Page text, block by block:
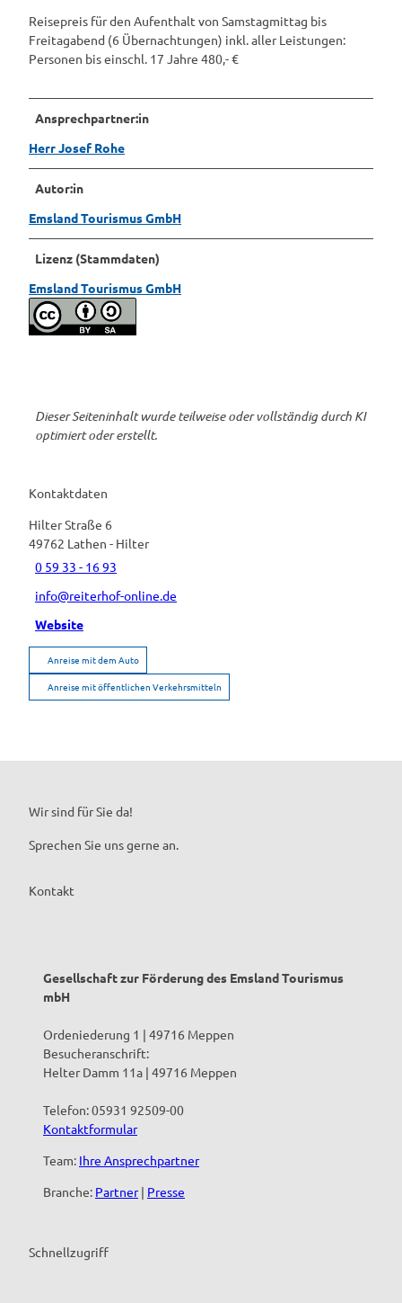
b
H
Reisepreis für den Aufenthalt von Samstagmittag bis
Freitagabend (6 Übernachtungen) inkl. aller Leistungen: ⁣
Personen bis einschl. 17 Jahre 480,- €
Ansprechpartner:in
Herr Josef Rohe
Autor:in
Emsland Tourismus GmbH
Lizenz (Stammdaten)
Emsland Tourismus GmbH
Dieser Seiteninhalt wurde teilweise oder vollständig durch KI
optimiert oder erstellt.
Kontaktdaten
Hilter Straße 6
49762 Lathen - Hilter
0 59 33 - 16 93
info@reiterhof-online.de
Website
Anreise mit dem Auto
Anreise mit öffentlichen Verkehrsmitteln
Wir sind für Sie da!
Sprechen Sie uns gerne an.
Kontakt
Gesellschaft zur Förderung des Emsland Tourismus
mbH
Ordeniederung 1 | 49716 Meppen
Besucheranschrift:
Helter Damm 11a | 49716 Meppen
Telefon: 05931 92509-00
Kontaktformular
Team: Ihre Ansprechpartner
Branche: Partner| Presse
Schnellzugriff